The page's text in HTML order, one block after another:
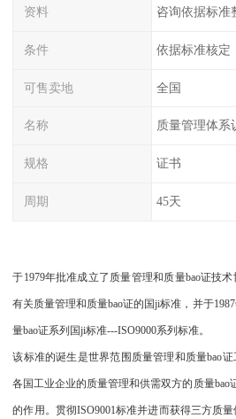
资料 咨询依据标准
条件 依据标准核定
可售卖地 全国
名称 质量管理体系
规格 证书
周期 45天
于1979年批准成立了质量管理和质量bao证技
有关质量管理和质量bao证的国ji标准，并于
量bao证系列国ji标准---ISO9000系列标准。
该标准的诞生是世界范围质量管理和质量bao
各国工业企业的质量管理和供需双方的质量
的作用。贯彻ISO9001标准并进而获得三方质